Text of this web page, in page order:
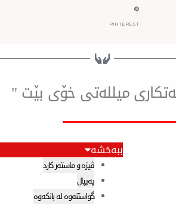
PINTEREST
میللەتی خۆی بێت "
ببەخشە
ڤیزە و ماستەر کارد
پەیپال
گواستنەوە لە بانکەوە